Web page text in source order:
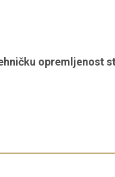
opremljenost